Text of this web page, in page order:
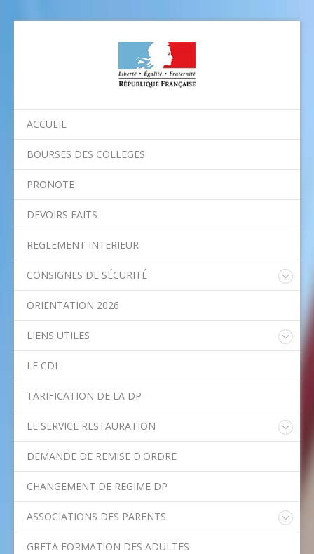
ACCUEIL
BOURSES DES COLLEGES
PRONOTE
DEVOIRS FAITS
REGLEMENT INTERIEUR
CONSIGNES DE SÉCURITÉ
ORIENTATION 2026
LIENS UTILES
Conseil Départemental du Val-de-Marne
Aides financières de l'Etat
Ministère de l'Education Nationale
LE CDI
TARIFICATION DE LA DP
LE SERVICE RESTAURATION
DEMANDE DE REMISE D'ORDRE
CHANGEMENT DE REGIME DP
ASSOCIATIONS DES PARENTS
GRETA FORMATION DES ADULTES